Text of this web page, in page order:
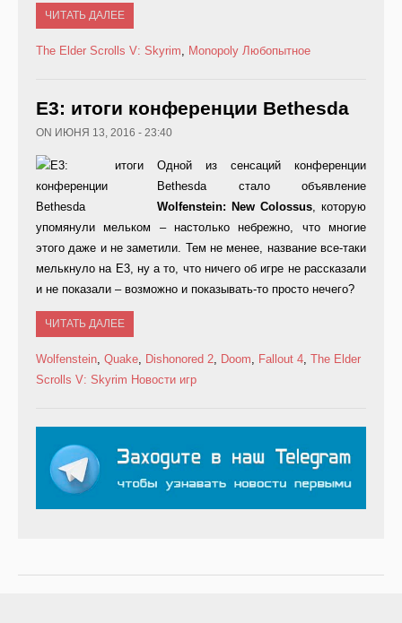
ЧИТАТЬ ДАЛЕЕ
The Elder Scrolls V: Skyrim, Monopoly Любопытное
E3: итоги конференции Bethesda
ON ИЮНЯ 13, 2016 - 23:40
Одной из сенсаций конференции
Bethesda стало объявление
Wolfenstein: New Colossus, которую
упомянули мельком – настолько небрежно, что многие
этого даже и не заметили. Тем не менее, название все-таки
мелькнуло на Е3, ну а то, что ничего об игре не рассказали
и не показали – возможно и показывать-то просто нечего?
ЧИТАТЬ ДАЛЕЕ
Wolfenstein, Quake, Dishonored 2, Doom, Fallout 4, The Elder
Scrolls V: Skyrim Новости игр